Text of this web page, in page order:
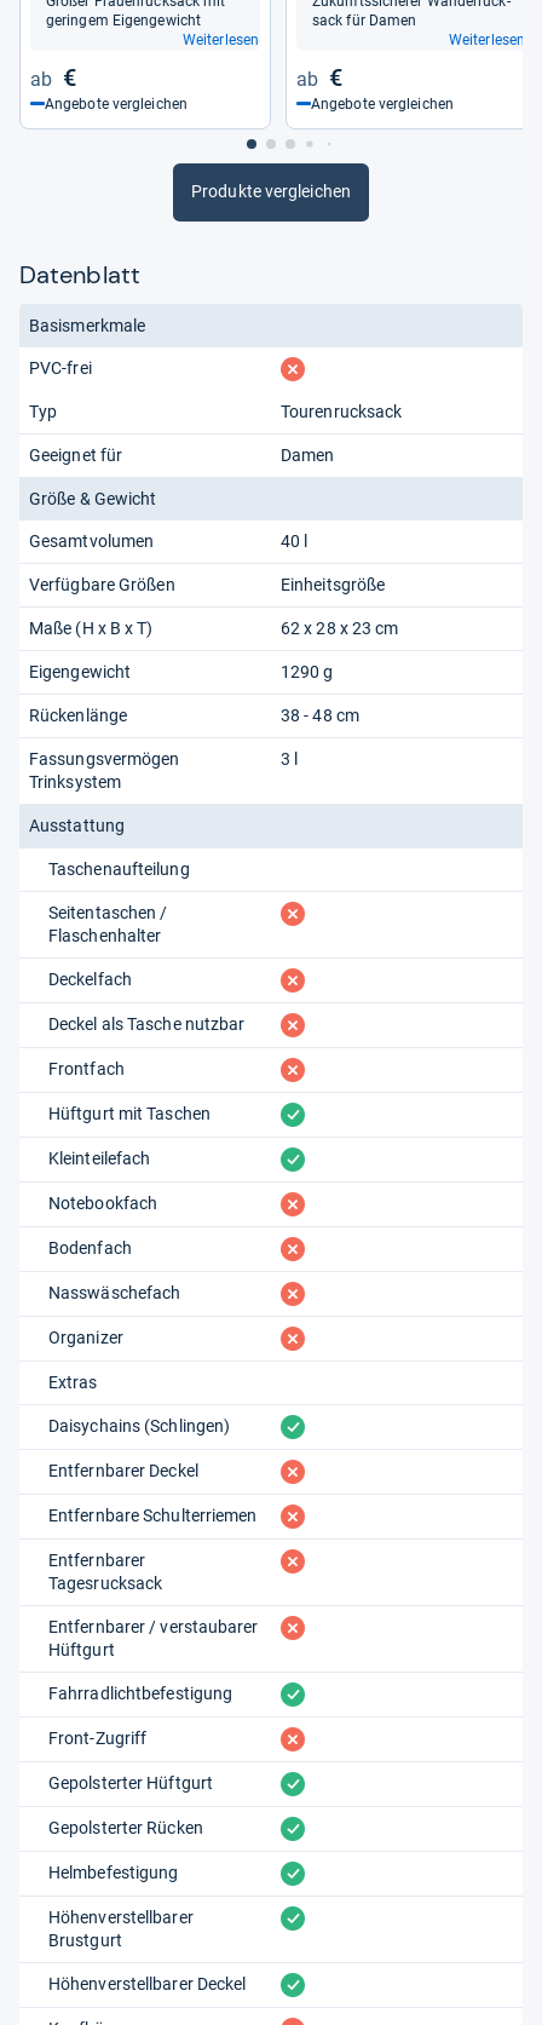
gerin­gem Eigen­ge­wicht
Weiterlesen
€
Angebote vergleichen
sack für Damen
Weiterlesen
€
Angebote vergleichen
Produkte vergleichen
Datenblatt
PVC-frei fehlt
Basismerkmale
Typ Tourenrucksack
Geeignet für Damen
Größe & Gewicht
Gesamtvolumen 40 l
Verfügbare Größen Einheitsgröße
Maße (H x B x T) 62 x 28 x 23 cm
Eigengewicht 1290 g
Rückenlänge 38 - 48 cm
Fassungsvermögen
Trinksystem
3 l
Ausstattung
Taschenaufteilung
Seitentaschen /
Flaschenhalter
fehlt
Deckelfach fehlt
Deckel als Tasche nutzbar fehlt
Frontfach fehlt
Hüftgurt mit Taschen vorhanden
Kleinteilefach vorhanden
Notebookfach fehlt
Bodenfach fehlt
Nasswäschefach fehlt
Organizer fehlt
Extras
Daisychains (Schlingen) vorhanden
Entfernbarer Deckel fehlt
Entfernbare Schulterriemen fehlt
Entfernbarer
Tagesrucksack
fehlt
Entfernbarer / verstaubarer
Hüftgurt
fehlt
Fahrradlichtbefestigung vorhanden
Front-Zugriff fehlt
Gepolsterter Hüftgurt vorhanden
Gepolsterter Rücken vorhanden
Helmbefestigung vorhanden
Höhenverstellbarer
Brustgurt
vorhanden
Höhenverstellbarer Deckel vorhanden